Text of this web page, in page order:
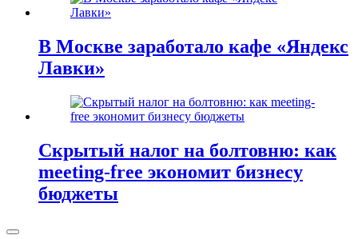
В Москве заработало кафе «Яндекс
Лавки»
Скрытый налог на болтовню: как
meeting-free экономит бизнесу
бюджеты